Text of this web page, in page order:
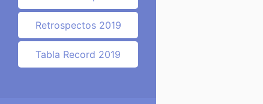
Retrospectos 2019
Tabla Record 2019